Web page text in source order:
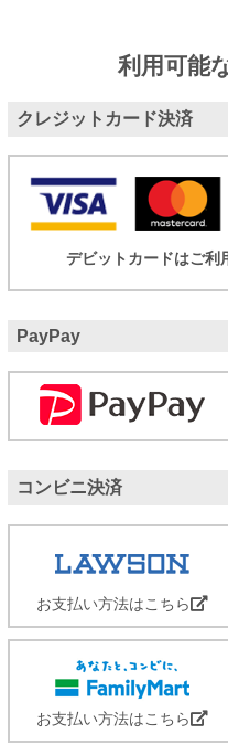
利用可能
クレジットカード決済
デビットカードはご利
PayPay
コンビニ決済
お支払い方法はこちら
お支払い方法はこちら